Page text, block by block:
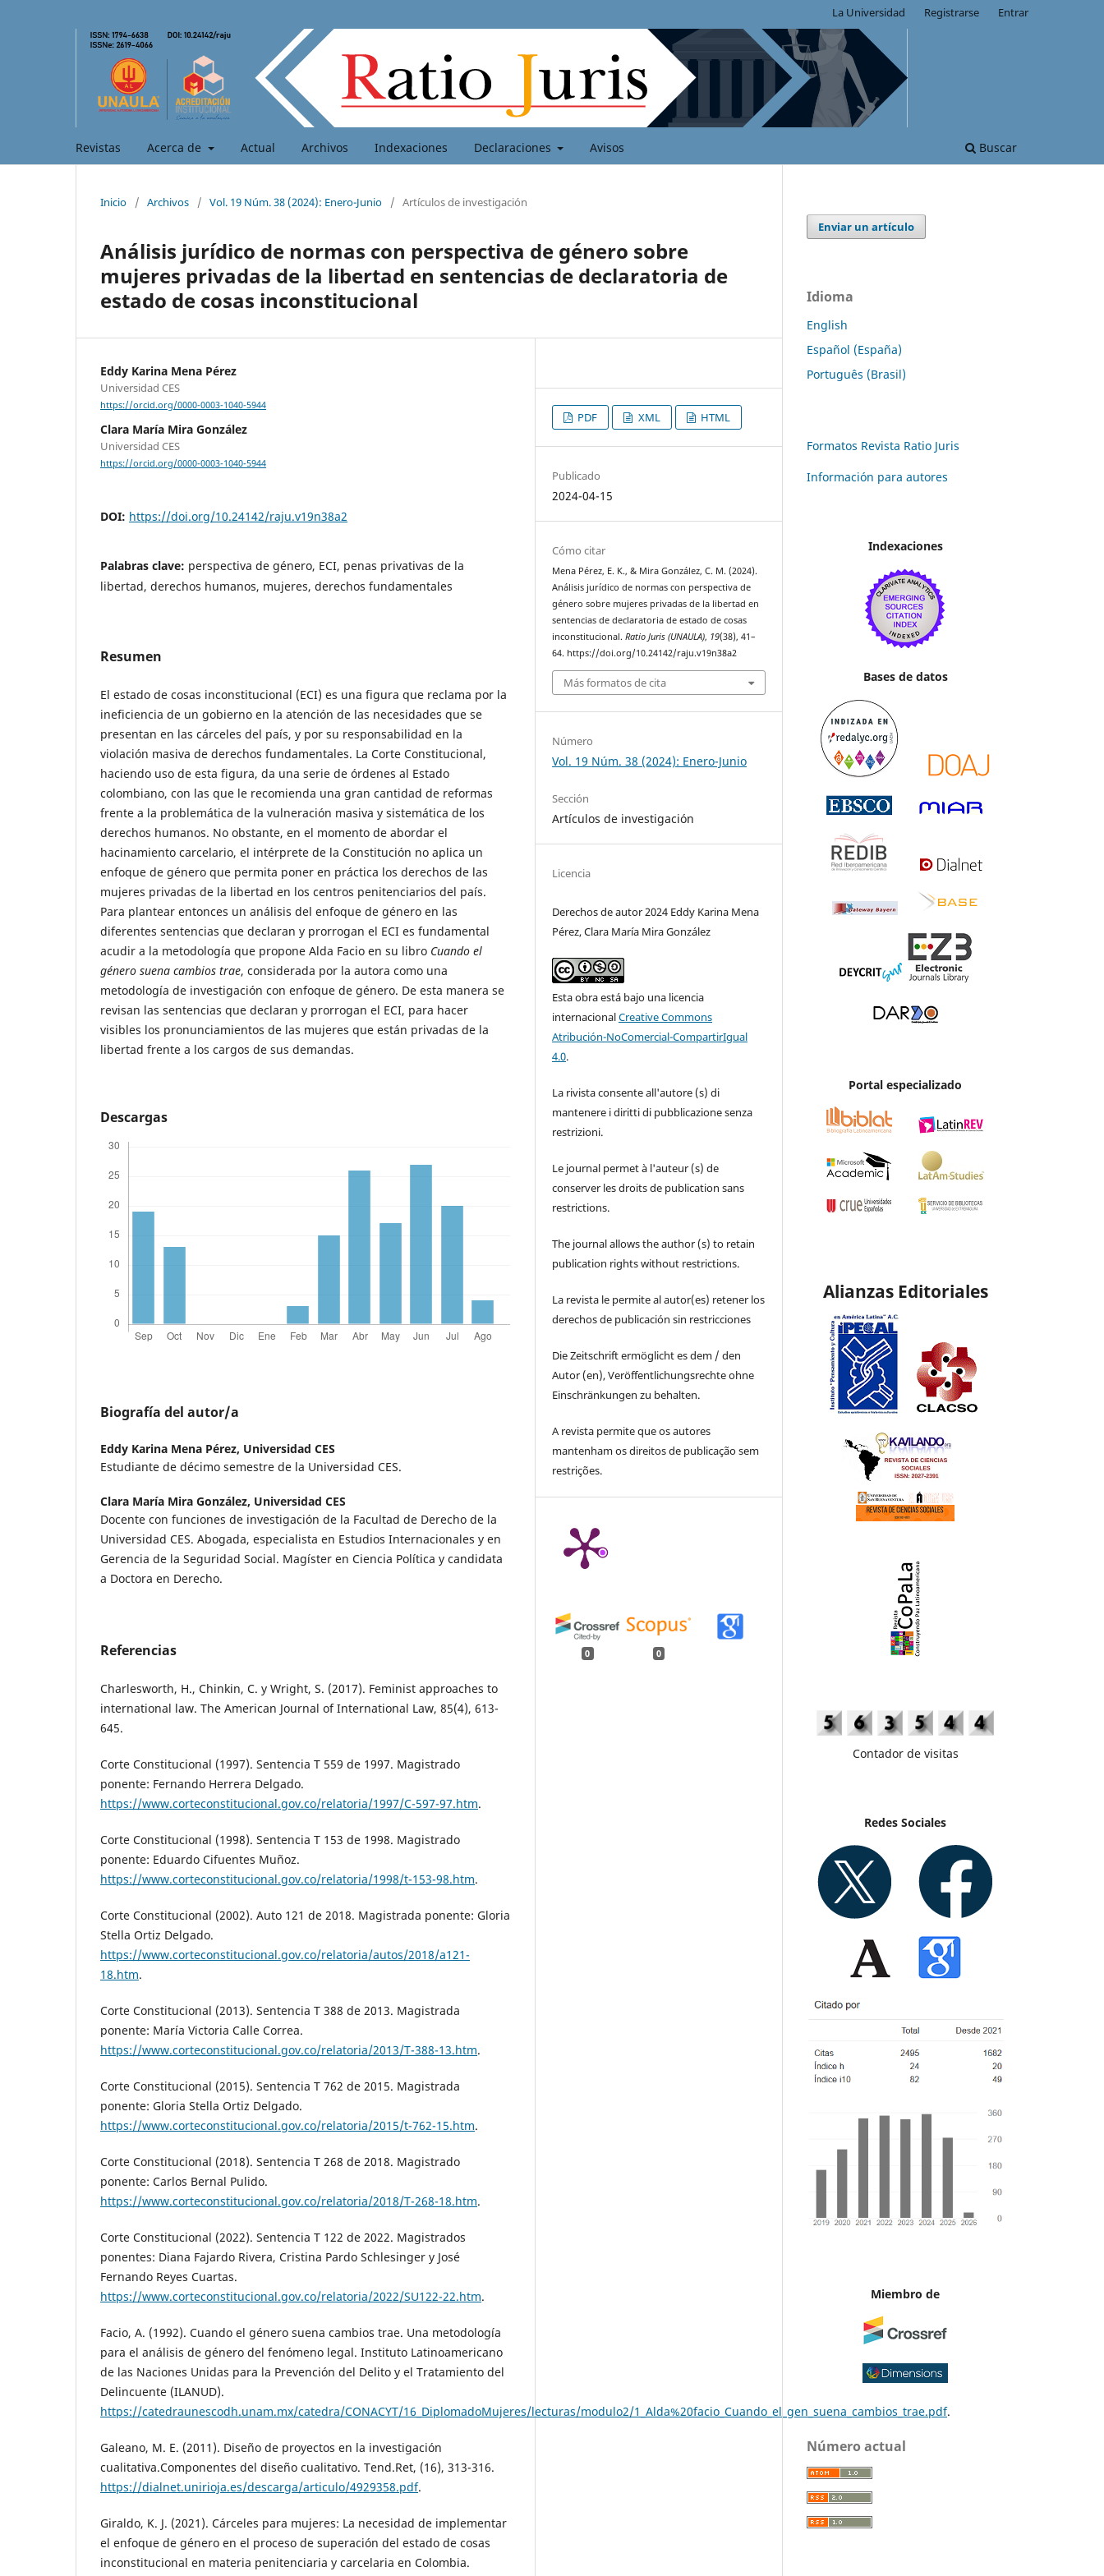
Revistas Acerca de Actual Archivos Indexaciones Declaraciones Avisos Buscar
La Universidad Registrarse Entrar
Inicio / Archivos / Vol. 19 Núm. 38 (2024): Enero-Junio / Artículos de investigación
Análisis jurídico de normas con perspectiva de género sobre
mujeres privadas de la libertad en sentencias de declaratoria de
estado de cosas inconstitucional
Eddy Karina Mena Pérez
Universidad CES
https://orcid.org/0000-0003-1040-5944
Clara María Mira González
Universidad CES
https://orcid.org/0000-0003-1040-5944
DOI: https://doi.org/10.24142/raju.v19n38a2
Palabras clave: perspectiva de género, ECI, penas privativas de la
libertad, derechos humanos, mujeres, derechos fundamentales
Resumen
El estado de cosas inconstitucional (ECI) es una figura que reclama por la
ineficiencia de un gobierno en la atención de las necesidades que se
presentan en las cárceles del país, y por su responsabilidad en la
violación masiva de derechos fundamentales. La Corte Constitucional,
haciendo uso de esta figura, da una serie de órdenes al Estado
colombiano, con las que le recomienda una gran cantidad de reformas
frente a la problemática de la vulneración masiva y sistemática de los
derechos humanos. No obstante, en el momento de abordar el
hacinamiento carcelario, el intérprete de la Constitución no aplica un
enfoque de género que permita poner en práctica los derechos de las
mujeres privadas de la libertad en los centros penitenciarios del país.
Para plantear entonces un análisis del enfoque de género en las
diferentes sentencias que declaran y prorrogan el ECI es fundamental
acudir a la metodología que propone Alda Facio en su libro Cuando el
género suena cambios trae, considerada por la autora como una
metodología de investigación con enfoque de género. De esta manera se
revisan las sentencias que declaran y prorrogan el ECI, para hacer
visibles los pronunciamientos de las mujeres que están privadas de la
libertad frente a los cargos de sus demandas.
Descargas
Biografía del autor/a
Eddy Karina Mena Pérez, Universidad CES
Estudiante de décimo semestre de la Universidad CES.
Clara María Mira González, Universidad CES
Docente con funciones de investigación de la Facultad de Derecho de la
Universidad CES. Abogada, especialista en Estudios Internacionales y en
Gerencia de la Seguridad Social. Magíster en Ciencia Política y candidata
a Doctora en Derecho.
Referencias
Charlesworth, H., Chinkin, C. y Wright, S. (2017). Feminist approaches to
international law. The American Journal of International Law, 85(4), 613-
645.
Corte Constitucional (1997). Sentencia T 559 de 1997. Magistrado
ponente: Fernando Herrera Delgado.
https://www.corteconstitucional.gov.co/relatoria/1997/C-597-97.htm.
Corte Constitucional (1998). Sentencia T 153 de 1998. Magistrado
ponente: Eduardo Cifuentes Muñoz.
https://www.corteconstitucional.gov.co/relatoria/1998/t-153-98.htm.
Corte Constitucional (2002). Auto 121 de 2018. Magistrada ponente: Gloria
Stella Ortiz Delgado.
https://www.corteconstitucional.gov.co/relatoria/autos/2018/a121-
18.htm.
Corte Constitucional (2013). Sentencia T 388 de 2013. Magistrada
ponente: María Victoria Calle Correa.
https://www.corteconstitucional.gov.co/relatoria/2013/T-388-13.htm.
Corte Constitucional (2015). Sentencia T 762 de 2015. Magistrada
ponente: Gloria Stella Ortiz Delgado.
https://www.corteconstitucional.gov.co/relatoria/2015/t-762-15.htm.
Corte Constitucional (2018). Sentencia T 268 de 2018. Magistrado
ponente: Carlos Bernal Pulido.
https://www.corteconstitucional.gov.co/relatoria/2018/T-268-18.htm.
Corte Constitucional (2022). Sentencia T 122 de 2022. Magistrados
ponentes: Diana Fajardo Rivera, Cristina Pardo Schlesinger y José
Fernando Reyes Cuartas.
https://www.corteconstitucional.gov.co/relatoria/2022/SU122-22.htm.
Facio, A. (1992). Cuando el género suena cambios trae. Una metodología
para el análisis de género del fenómeno legal. Instituto Latinoamericano
de las Naciones Unidas para la Prevención del Delito y el Tratamiento del
Delincuente (ILANUD).
https://catedraunescodh.unam.mx/catedra/CONACYT/16_DiplomadoMujeres/lecturas/modulo2/1_Alda%20facio_Cuando_el_gen_suena_cambios_trae.pdf.
Galeano, M. E. (2011). Diseño de proyectos en la investigación
cualitativa.Componentes del diseño cualitativo. Tend.Ret, (16), 313-316.
https://dialnet.unirioja.es/descarga/articulo/4929358.pdf.
Giraldo, K. J. (2021). Cárceles para mujeres: La necesidad de implementar
el enfoque de género en el proceso de superación del estado de cosas
inconstitucional en materia penitenciaria y carcelaria en Colombia.
PDF XML HTML
Publicado
2024-04-15
Cómo citar
Mena Pérez, E. K., & Mira González, C. M. (2024).
Análisis jurídico de normas con perspectiva de
género sobre mujeres privadas de la libertad en
sentencias de declaratoria de estado de cosas
inconstitucional.Ratio Juris (UNAULA), 19(38), 41–
64. https://doi.org/10.24142/raju.v19n38a2
Más formatos de cita
Número
Vol. 19 Núm. 38 (2024): Enero-Junio
Sección
Artículos de investigación
Licencia
Derechos de autor 2024 Eddy Karina Mena
Pérez, Clara María Mira González
Esta obra está bajo una licencia
internacionalCreative Commons
Atribución-NoComercial-CompartirIgual
4.0.
La rivista consente all'autore (s) di
mantenere i diritti di pubblicazione senza
restrizioni.
Le journal permet à l'auteur (s) de
conserver les droits de publication sans
restrictions.
The journal allows the author (s) to retain
publication rights without restrictions.
La revista le permite al autor(es) retener los
derechos de publicación sin restricciones
Die Zeitschrift ermöglicht es dem / den
Autor (en), Veröffentlichungsrechte ohne
Einschränkungen zu behalten.
A revista permite que os autores
mantenham os direitos de publicação sem
restrições.
0 0
Enviar un artículo
Idioma
English
Español (España)
Português (Brasil)
Formatos Revista Ratio Juris
Información para autores
Indexaciones
Bases de datos
Portal especializado
Alianzas Editoriales
Contador de visitas
Redes Sociales
Miembro de
Número actual